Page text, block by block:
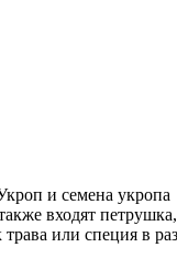
входят
или специя в